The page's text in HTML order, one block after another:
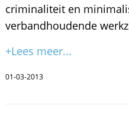
criminaliteit en
verbandhoudende
+Lees meer...
01-03-2013